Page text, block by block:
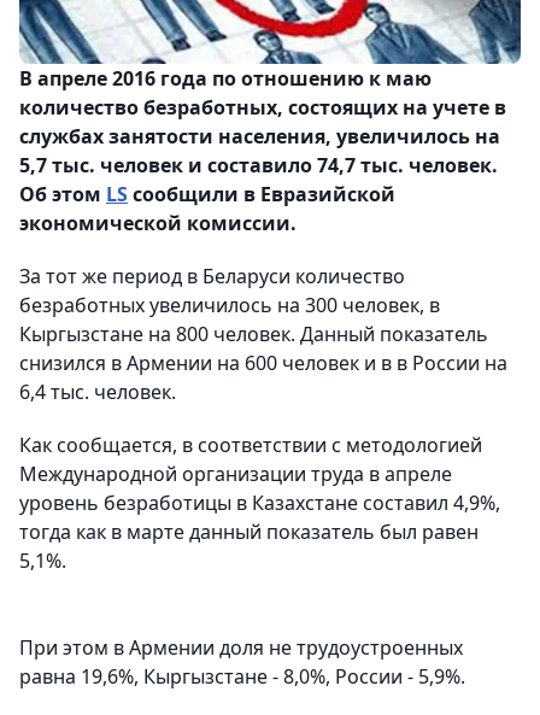
В апреле 2016 года по отношению к маю
количество безработных, состоящих на учете в
службах занятости населения, увеличилось на
5,7 тыс. человек и составило 74,7 тыс. человек.
Об этом LSсообщили в Евразийской
экономической комиссии.
За тот же период в Беларуси количество
безработных увеличилось на 300 человек, в
Кыргызстане на 800 человек. Данный показатель
снизился в Армении на 600 человек и в в России на
6,4 тыс. человек.
Как сообщается, в соответствии с методологией
Международной организации труда в апреле
уровень безработицы в Казахстане составил 4,9%,
тогда как в марте данный показатель был равен
5,1%.
При этом в Армении доля не трудоустроенных
равна 19,6%, Кыргызстане - 8,0%, России - 5,9%.